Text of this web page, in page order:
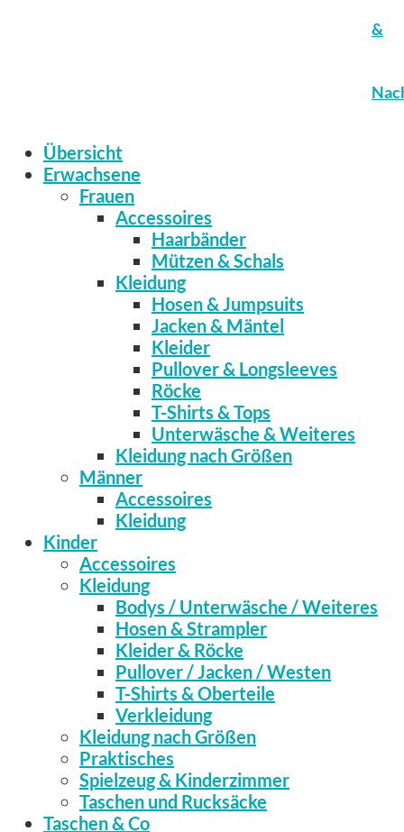
&
Übersicht
Erwachsene
Frauen
Accessoires
Haarbänder
Mützen & Schals
Kleidung
Hosen & Jumpsuits
Jacken & Mäntel
Kleider
Pullover & Longsleeves
Röcke
T-Shirts & Tops
Unterwäsche & Weiteres
Kleidung nach Größen
Männer
Accessoires
Kleidung
Kinder
Accessoires
Kleidung
Bodys / Unterwäsche / Weiteres
Hosen & Strampler
Kleider & Röcke
Pullover / Jacken / Westen
T-Shirts & Oberteile
Verkleidung
Kleidung nach Größen
Praktisches
Spielzeug & Kinderzimmer
Taschen und Rucksäcke
Taschen & Co